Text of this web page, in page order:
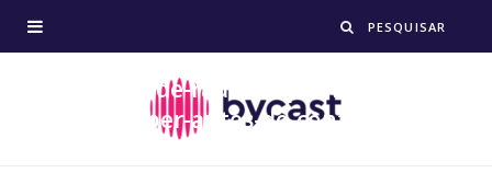
streaming-de-radio-o-que-voce-
precisa-saber-antes-de-contratar.jpeg